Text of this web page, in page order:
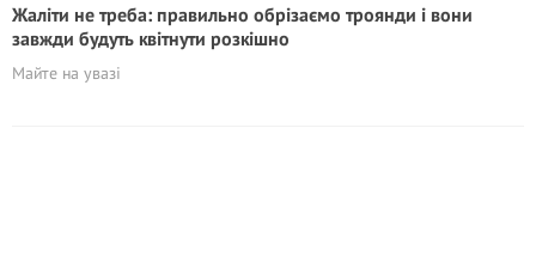
Жаліти не треба: правильно обрізаємо троянди і вони
завжди будуть квітнути розкішно
Майте на увазі